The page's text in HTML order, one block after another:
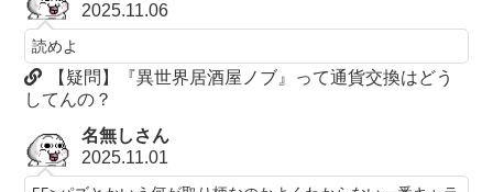
2025.11.06
読めよ
【疑問】『異世界居酒屋ノブ』って通貨交換はどう
してんの？
名無しさん
2025.11.01